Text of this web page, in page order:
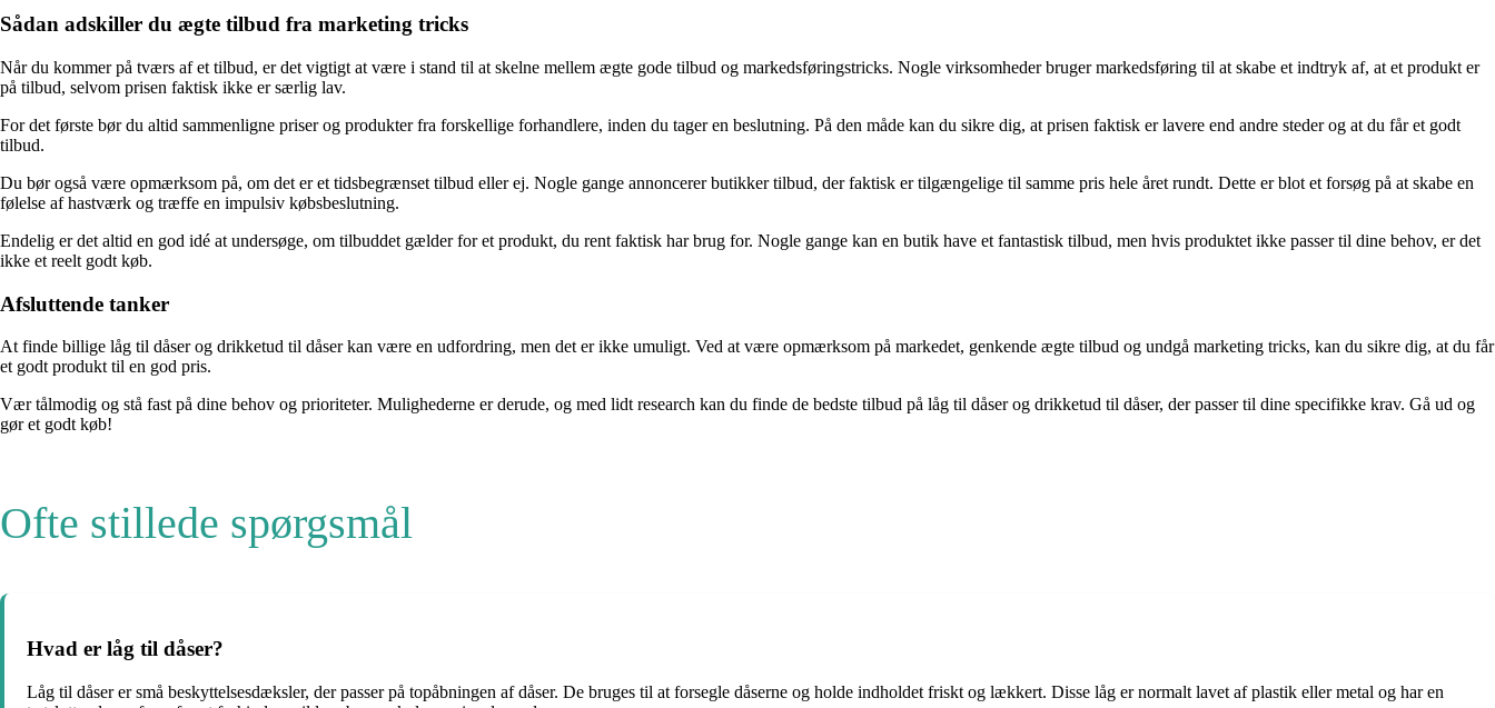
Sådan adskiller du ægte tilbud fra marketing tricks
Når du kommer på tværs af et tilbud, er det vigtigt at være i stand til at skelne mellem ægte gode tilbud og markedsføringstricks. Nogle virksomheder bruger markedsføring til at skabe et indtryk af, at et produkt er
på tilbud, selvom prisen faktisk ikke er særlig lav.
For det første bør du altid sammenligne priser og produkter fra forskellige forhandlere, inden du tager en beslutning. På den måde kan du sikre dig, at prisen faktisk er lavere end andre steder og at du får et godt
tilbud.
Du bør også være opmærksom på, om det er et tidsbegrænset tilbud eller ej. Nogle gange annoncerer butikker tilbud, der faktisk er tilgængelige til samme pris hele året rundt. Dette er blot et forsøg på at skabe en
følelse af hastværk og træffe en impulsiv købsbeslutning.
Endelig er det altid en god idé at undersøge, om tilbuddet gælder for et produkt, du rent faktisk har brug for. Nogle gange kan en butik have et fantastisk tilbud, men hvis produktet ikke passer til dine behov, er det
ikke et reelt godt køb.
Afsluttende tanker
At finde billige låg til dåser og drikketud til dåser kan være en udfordring, men det er ikke umuligt. Ved at være opmærksom på markedet, genkende ægte tilbud og undgå marketing tricks, kan du sikre dig, at du får
et godt produkt til en god pris.
Vær tålmodig og stå fast på dine behov og prioriteter. Mulighederne er derude, og med lidt research kan du finde de bedste tilbud på låg til dåser og drikketud til dåser, der passer til dine specifikke krav. Gå ud og
gør et godt køb!
Ofte stillede spørgsmål
Hvad er låg til dåser?
Låg til dåser er små beskyttelsesdæksler, der passer på topåbningen af dåser. De bruges til at forsegle dåserne og holde indholdet friskt og lækkert. Disse låg er normalt lavet af plastik eller metal og har en